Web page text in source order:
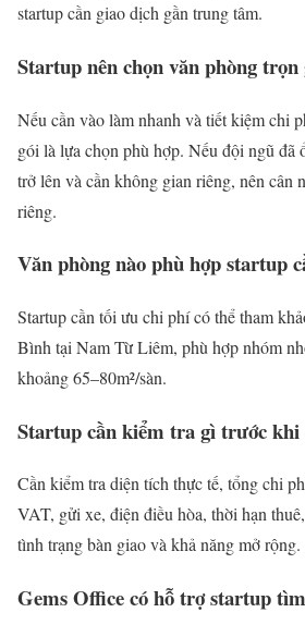
startup cần giao dịch gần trung tâm.
Startup nên chọn văn phòng trọn
Nếu cần vào làm nhanh và tiết kiệm chi
gói là lựa chọn phù hợp. Nếu đội ngũ đã
trở lên và cần không gian riêng, nên cân
riêng.
Văn phòng nào phù hợp startup
Startup cần tối ưu chi phí có thể tham
Bình tại Nam Từ Liêm, phù hợp nhóm
khoảng 65–80m²/sàn.
Startup cần kiểm tra gì trước khi
Cần kiểm tra diện tích thực tế, tổng chi
VAT, gửi xe, điện điều hòa, thời hạn
tình trạng bàn giao và khả năng mở rộng.
Gems Office có hỗ trợ startup